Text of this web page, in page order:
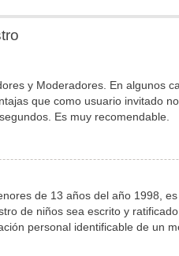
y Moderadores. En algunos
que como usuario invitado
Es muy recomendable.
de 13 años del año 1998,
de niños sea escrito y
personal identificable de un